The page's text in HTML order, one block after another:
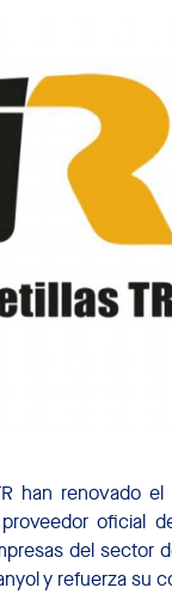
han renovado
oficial
del sector
y refuerza su